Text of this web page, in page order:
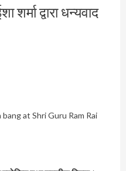
द्वारा धन्यवाद
at Shri Guru Ram Rai